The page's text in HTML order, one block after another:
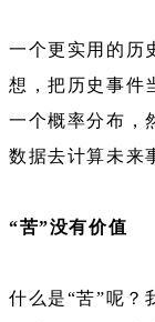
一个更实用的历
想，把历史事件
一个概率分布，
数据去计算未来
“苦”没有价值
什么是“苦”呢？